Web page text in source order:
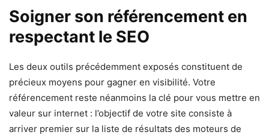
Soigner son référencement en
respectant le SEO
Les deux outils précédemment exposés constituent de
précieux moyens pour gagner en visibilité. Votre
référencement reste néanmoins la clé pour vous mettre en
valeur sur internet : l’objectif de votre site consiste à
arriver premier sur la liste de résultats des moteurs de